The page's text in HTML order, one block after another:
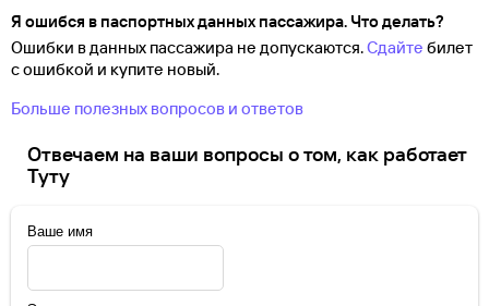
Я ошибся в паспортных данных пассажира. Что делать?
Ошибки в данных пассажира не допускаются.Сдайте билет
с ошибкой и купите новый.
Больше полезных вопросов и ответов
Отвечаем на ваши вопросы о том, как работает
Туту
Ваше имя